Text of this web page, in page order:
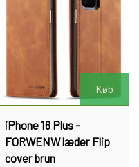
Køb
iPhone 16 Plus -
FORWENW læder Flip
cover brun